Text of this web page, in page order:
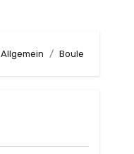
Allgemein Boule